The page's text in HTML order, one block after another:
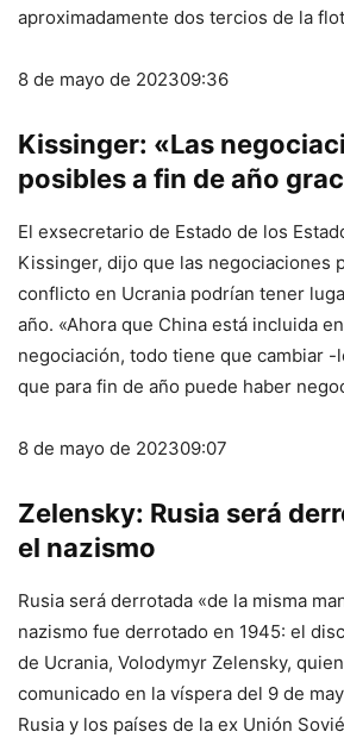
aproximadamente dos tercios de la
8 de mayo de 202309:36
Kissinger: «Las
posibles a fin de año
El exsecretario de Estado de los
Kissinger, dijo que las negociaciones
conflicto en Ucrania podrían tener
año. «Ahora que China está incluida
negociación, todo tiene que cambiar -
que para fin de año puede haber
8 de mayo de 202309:07
Zelensky: Rusia será
el nazismo
Rusia será derrotada «de la misma
nazismo fue derrotado en 1945: el
de Ucrania, Volodymyr Zelensky,
comunicado en la víspera del 9 de
Rusia y los países de la ex Unión